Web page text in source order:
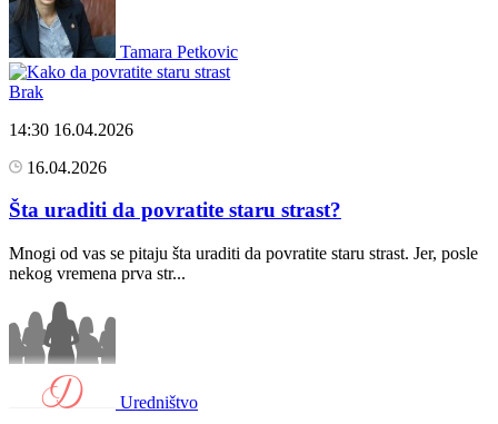
Tamara Petkovic
Brak
14:30 16.04.2026
16.04.2026
Šta uraditi da povratite staru strast?
Mnogi od vas se pitaju šta uraditi da povratite staru strast. Jer, posle
nekog vremena prva str...
Uredništvo